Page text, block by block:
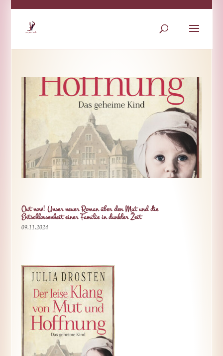
Out now! Unser neuer Roman über den Mut und die
Entschlossenheit einer Familie in dunkler Zeit
09.11.2024